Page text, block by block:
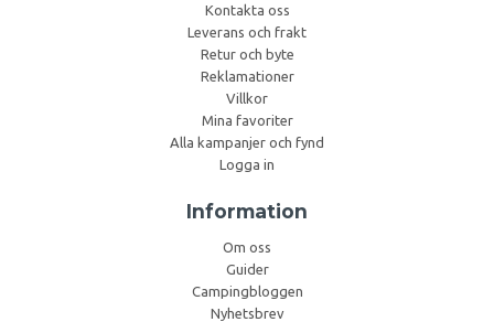
Kontakta oss
Leverans och frakt
Retur och byte
Reklamationer
Villkor
Mina favoriter
Alla kampanjer och fynd
Logga in
Information
Om oss
Guider
Campingbloggen
Nyhetsbrev